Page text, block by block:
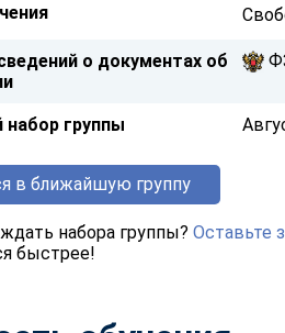
о документах об
группы
в ближайшую группу
набора группы? Оставьте
быстрее!